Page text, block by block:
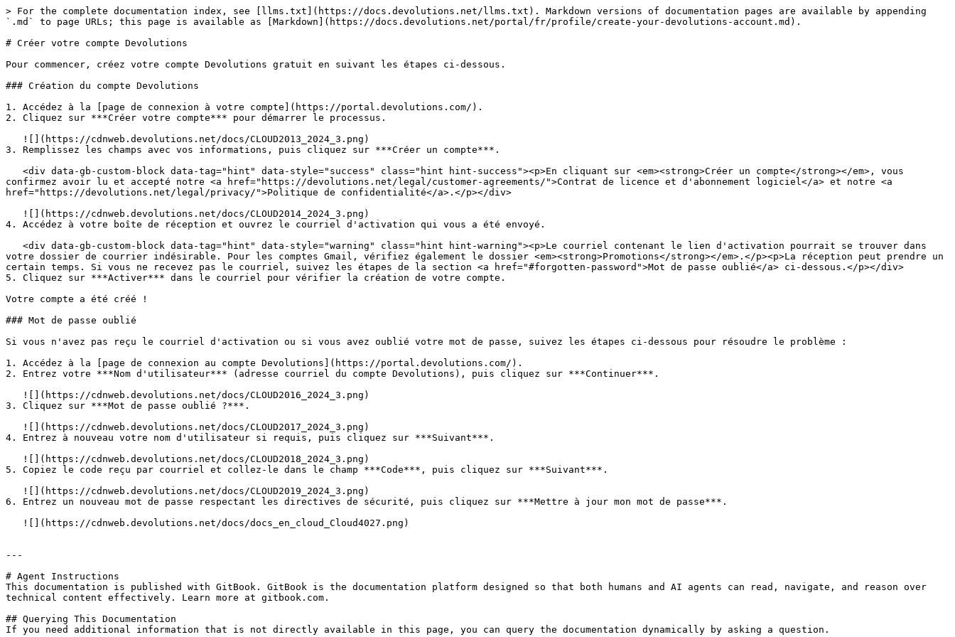
> For the complete documentation index, see [llms.txt](https://docs.devolutions.net/llms.txt). Markdown versions of documentation pages are available by appending
`.md` to page URLs; this page is available as [Markdown](https://docs.devolutions.net/portal/fr/profile/create-your-devolutions-account.md).
# Créer votre compte Devolutions
Pour commencer, créez votre compte Devolutions gratuit en suivant les étapes ci-dessous.
### Création du compte Devolutions
1. Accédez à la [page de connexion à votre compte](https://portal.devolutions.com/).
2. Cliquez sur ***Créer votre compte*** pour démarrer le processus.
3. Remplissez les champs avec vos informations, puis cliquez sur ***Créer un compte***.
confirmez avoir lu et accepté notre <a href="https://devolutions.net/legal/customer-agreements/">Contrat de licence et d'abonnement logiciel</a> et notre <a
href="https://devolutions.net/legal/privacy/">Politique de confidentialité</a>.</p></div>
4. Accédez à votre boîte de réception et ouvrez le courriel d'activation qui vous a été envoyé.
votre dossier de courrier indésirable. Pour les comptes Gmail, vérifiez également le dossier <em><strong>Promotions</strong></em>.</p><p>La réception peut prendre un
certain temps. Si vous ne recevez pas le courriel, suivez les étapes de la section <a href="#forgotten-password">Mot de passe oublié</a> ci-dessous.</p></div>
5. Cliquez sur ***Activer*** dans le courriel pour vérifier la création de votre compte.
Votre compte a été créé !
### Mot de passe oublié
Si vous n'avez pas reçu le courriel d'activation ou si vous avez oublié votre mot de passe, suivez les étapes ci-dessous pour résoudre le problème :
1. Accédez à la [page de connexion au compte Devolutions](https://portal.devolutions.com/).
2. Entrez votre ***Nom d'utilisateur*** (adresse courriel du compte Devolutions), puis cliquez sur ***Continuer***.
3. Cliquez sur ***Mot de passe oublié ?***.
4. Entrez à nouveau votre nom d'utilisateur si requis, puis cliquez sur ***Suivant***.
5. Copiez le code reçu par courriel et collez-le dans le champ ***Code***, puis cliquez sur ***Suivant***.
6. Entrez un nouveau mot de passe respectant les directives de sécurité, puis cliquez sur ***Mettre à jour mon mot de passe***.
---
# Agent Instructions
This documentation is published with GitBook. GitBook is the documentation platform designed so that both humans and AI agents can read, navigate, and reason over
technical content effectively. Learn more at gitbook.com.
## Querying This Documentation
If you need additional information that is not directly available in this page, you can query the documentation dynamically by asking a question.